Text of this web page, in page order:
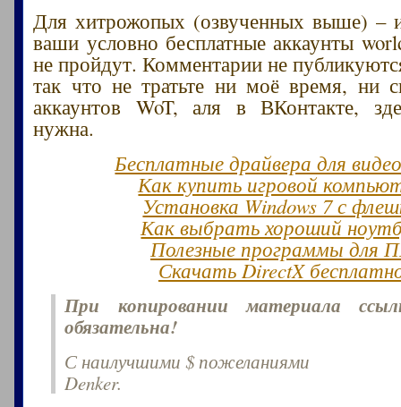
Для хитрожопых (озвученных выше) –
ваши условно бесплатные аккаунты
не пройдут. Комментарии не
так что не тратьте ни моё время, ни
аккаунтов WoT, аля в ВКонтакте,
нужна.
Бесплатные драйвера для
Как купить игровой
Установка Windows 7 с
Как выбрать хороший
Полезные программы для
Скачать DirectX
При копировании материала
обязательна!
С наилучшими $ пожеланиями
Denker.